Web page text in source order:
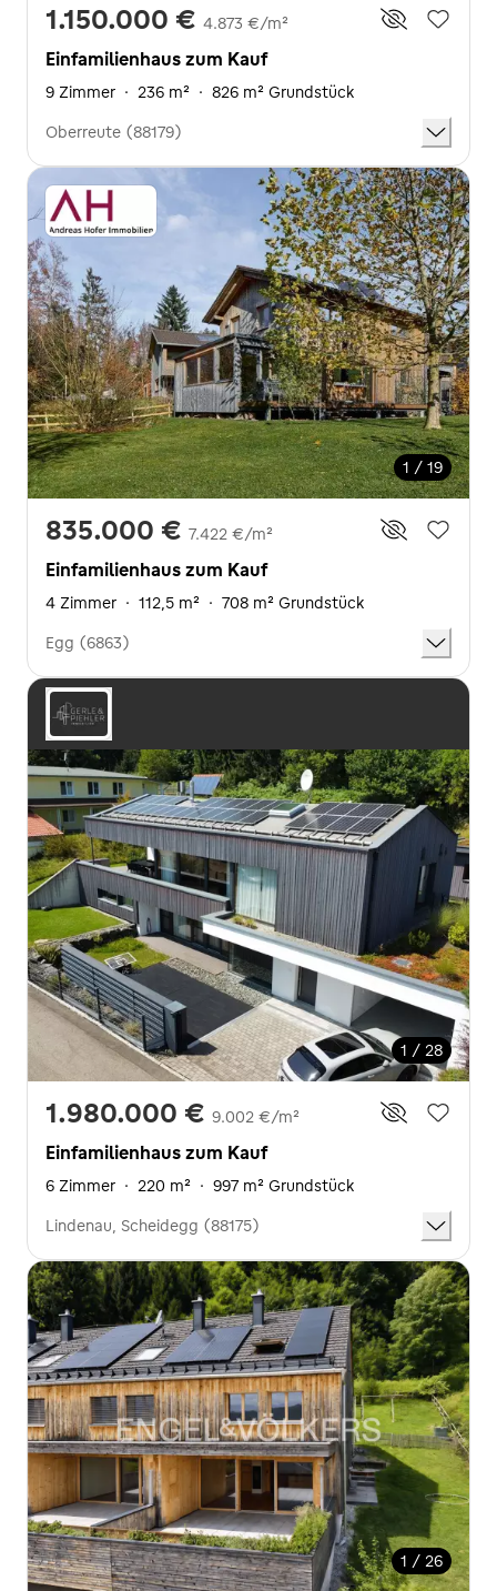
1.150.000 € 4.873 €/m²
Einfamilienhaus zum Kauf
9 Zimmer · 236 m² · 826 m² Grundstück
Oberreute (88179)
1 / 19
835.000 € 7.422 €/m²
Einfamilienhaus zum Kauf
4 Zimmer · 112,5 m² · 708 m² Grundstück
Egg (6863)
1 / 28
1.980.000 € 9.002 €/m²
Einfamilienhaus zum Kauf
6 Zimmer · 220 m² · 997 m² Grundstück
Lindenau, Scheidegg (88175)
1 / 26